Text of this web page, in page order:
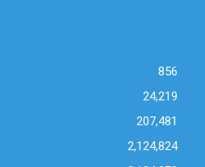
856
24,219
207,481
2,124,824